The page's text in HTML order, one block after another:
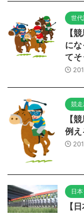
世
【
に
てそ
競
【
例え
日
【